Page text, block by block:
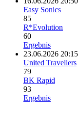
Easy Sonics
85
R*Evolution
60
Ergebnis
23.06.2026 20:15
United Travellers
79
BK Rapid
93
Ergebnis